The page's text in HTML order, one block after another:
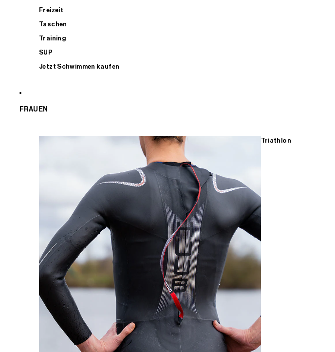
Freizeit
Taschen
Training
SUP
Jetzt Schwimmen kaufen
FRAUEN
Triathlon